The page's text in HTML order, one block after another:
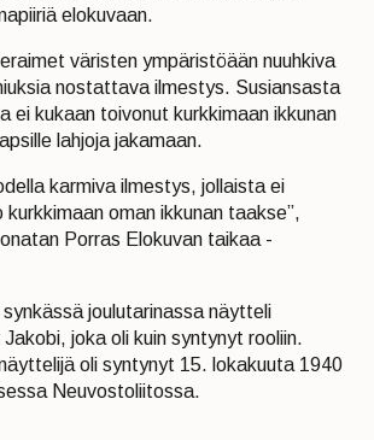
elokuvaan.
väristen ympäristöään nuuhkiva
nostattava ilmestys. Susiansasta
ei kukaan toivonut kurkkimaan ikkunan
lahjoja jakamaan.
karmiva ilmestys, jollaista ei
oman ikkunan taakse”,
Porras Elokuvan taikaa -
joulutarinassa näytteli
joka oli kuin syntynyt rooliin.
oli syntynyt 15. lokakuuta 1940
Neuvostoliitossa.